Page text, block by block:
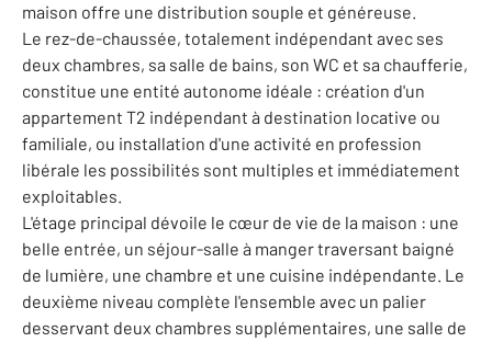
maison offre une distribution souple et généreuse.
Le rez-de-chaussée, totalement indépendant avec ses
deux chambres, sa salle de bains, son WC et sa chaufferie,
constitue une entité autonome idéale : création d'un
appartement T2 indépendant à destination locative ou
familiale, ou installation d'une activité en profession
libérale les possibilités sont multiples et immédiatement
exploitables.
L'étage principal dévoile le cœur de vie de la maison : une
belle entrée, un séjour-salle à manger traversant baigné
de lumière, une chambre et une cuisine indépendante. Le
deuxième niveau complète l'ensemble avec un palier
desservant deux chambres supplémentaires, une salle de